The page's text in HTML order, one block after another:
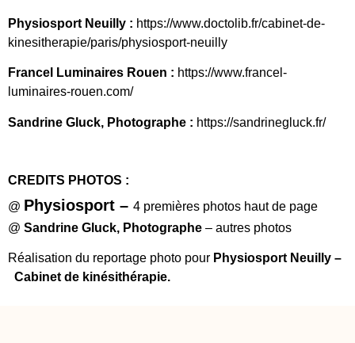
Physiosport Neuilly : https://www.doctolib.fr/cabinet-de-
kinesitherapie/paris/physiosport-neuilly
Francel Luminaires Rouen : https://www.francel-
luminaires-rouen.com/
Sandrine Gluck, Photographe : https://sandrinegluck.fr/
CREDITS PHOTOS :
@ Physiosport – 4 premières photos haut de page
@ Sandrine Gluck, Photographe – autres photos
Réalisation du reportage photo pour Physiosport Neuilly –
Cabinet de kinésithérapie.